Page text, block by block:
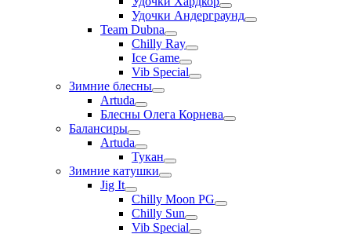
Удочки Андерграунд
Team Dubna
Chilly Ray
Ice Game
Vib Special
Зимние блесны
Artuda
Блесны Олега Корнева
Балансиры
Artuda
Тукан
Зимние катушки
Jig It
Chilly Moon PG
Chilly Sun
Vib Special